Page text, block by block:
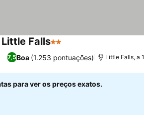
Falls2 Estrelas
7,5Boa (1.253 pontuações) Little Falls, a
para ver os preços exatos.